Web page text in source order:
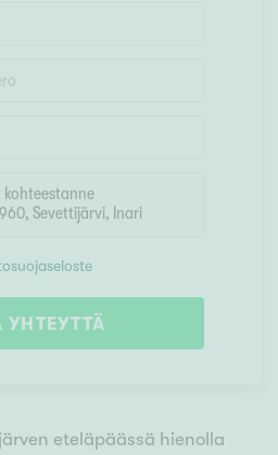
YHTEYTTÄ
eteläpäässä hienolla